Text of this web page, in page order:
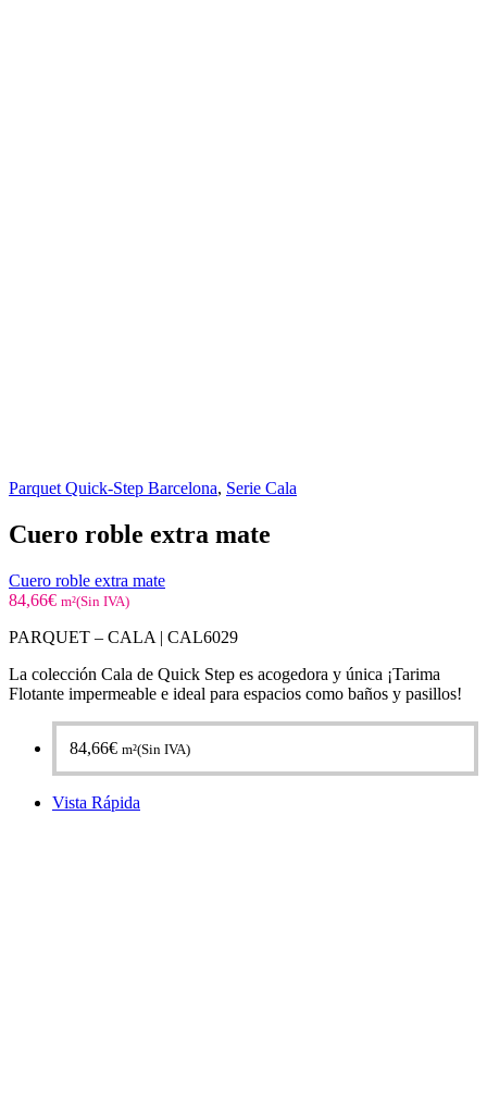
Parquet Quick-Step Barcelona, Serie Cala
Cuero roble extra mate
Cuero roble extra mate
84,66€ m²(Sin IVA)
PARQUET – CALA | CAL6029
La colección Cala de Quick Step es acogedora y única ¡Tarima
Flotante impermeable e ideal para espacios como baños y pasillos!
84,66€ m²(Sin IVA)
Vista Rápida